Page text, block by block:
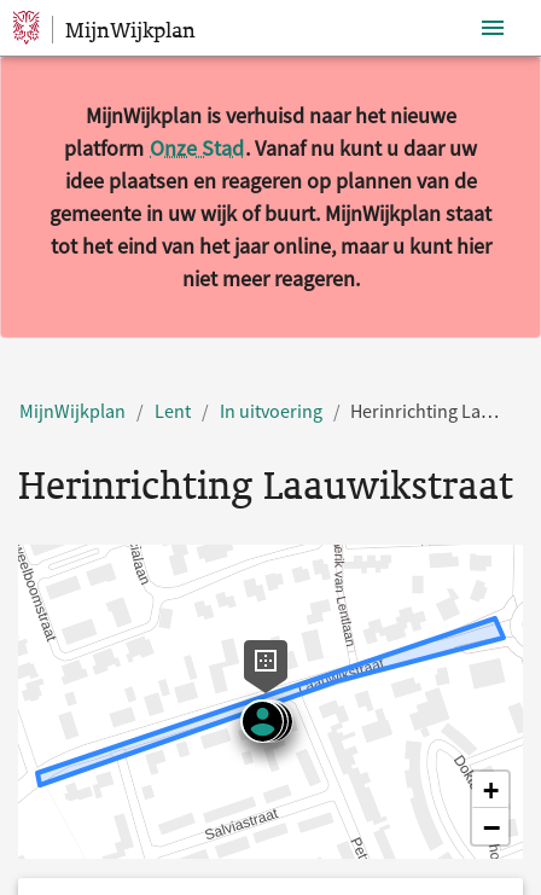
Sla navigatie over
MijnWijkplan
MijnWijkplan is verhuisd naar het nieuwe
platform Onze Stad. Vanaf nu kunt u daar uw
idee plaatsen en reageren op plannen van de
gemeente in uw wijk of buurt. MijnWijkplan staat
tot het eind van het jaar online, maar u kunt hier
niet meer reageren.
MijnWijkplan Lent In uitvoering Herinrichting Laauwikstraat
Herinrichting Laauwikstraat
+
−